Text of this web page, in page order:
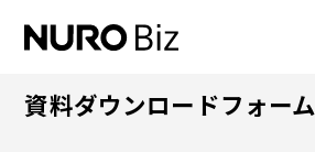
資料ダウンロードフォーム